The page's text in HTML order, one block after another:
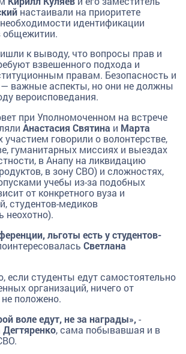
настаивали на приоритете
идентификации
к выводу, что вопросы прав и
взвешенного подхода и
правам. Безопасность и
важные аспекты, но они не должны
вероисповедания.
при Уполномоченном на встрече
Анастасия Святина и Марта
участием говорили о волонтерстве,
гуманитарных миссиях и выездах
в Анапу на ликвидацию
в зону СВО) и сложностях,
учебы из-за подобных
от конкретного вуза и
студентов-медиков
неохотно).
льготы есть у студентов-
Светлана
если студенты едут самостоятельно
организаций, ничего от
положено.
воле едут, не за награды»,-
, сама побывавшая и в